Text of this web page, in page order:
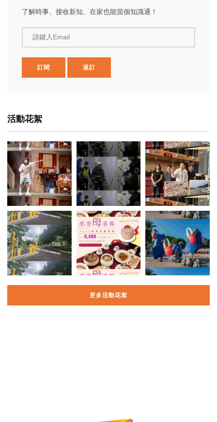
了解時事、接收新知、在家也能當個知識通！
請鍵入Email
訂閱 退訂
活動花絮
更多活動花絮